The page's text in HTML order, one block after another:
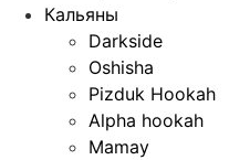
Кальяны
Darkside
Oshisha
Pizduk Hookah
Alpha hookah
Mamay